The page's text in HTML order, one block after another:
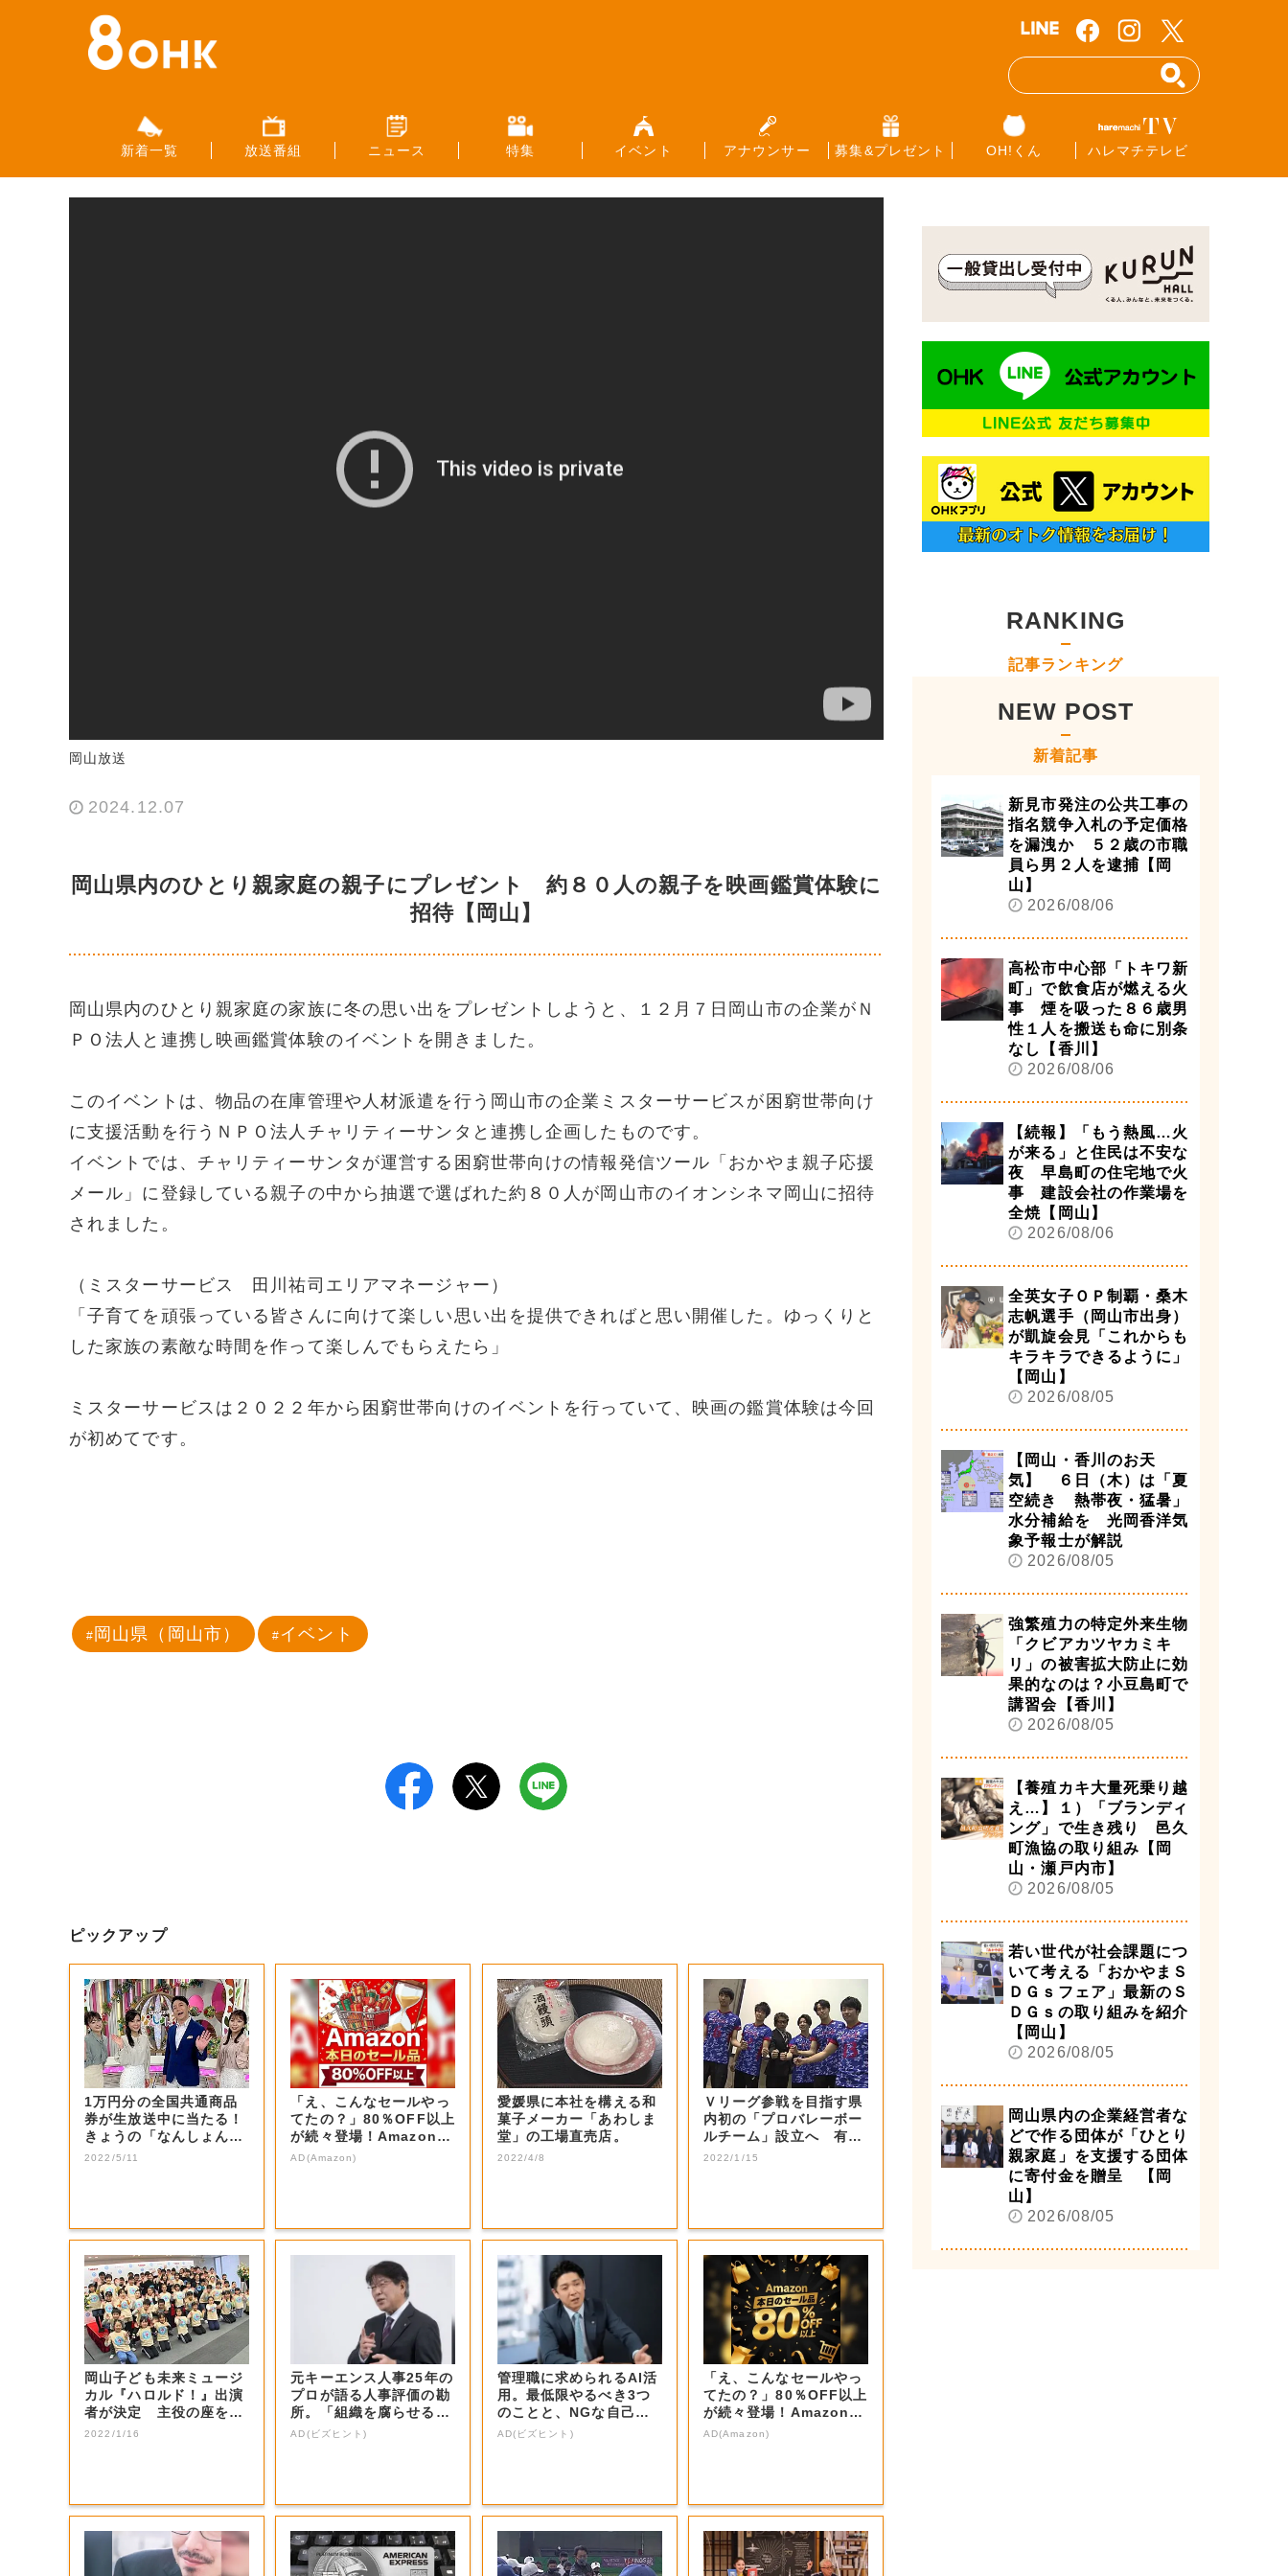
新着一覧 放送番組 ニュース 特集 イベント アナウンサー 募集&プレゼント OH!くん ハレマチテレビ
岡山放送
2024.12.07
岡山県内のひとり親家庭の親子にプレゼント 約８０人の親子を映画鑑賞体験に
招待【岡山】
岡山県内のひとり親家庭の家族に冬の思い出をプレゼントしようと、１２月７日岡山市の企業がＮ
ＰＯ法人と連携し映画鑑賞体験のイベントを開きました。
このイベントは、物品の在庫管理や人材派遣を行う岡山市の企業ミスターサービスが困窮世帯向け
に支援活動を行うＮＰＯ法人チャリティーサンタと連携し企画したものです。
イベントでは、チャリティーサンタが運営する困窮世帯向けの情報発信ツール「おかやま親子応援
メール」に登録している親子の中から抽選で選ばれた約８０人が岡山市のイオンシネマ岡山に招待
されました。
（ミスターサービス 田川祐司エリアマネージャー）
「子育てを頑張っている皆さんに向けて楽しい思い出を提供できればと思い開催した。ゆっくりと
した家族の素敵な時間を作って楽しんでもらえたら」
ミスターサービスは２０２２年から困窮世帯向けのイベントを行っていて、映画の鑑賞体験は今回
が初めてです。
岡山県（岡山市） イベント
ピックアップ
1万円分の全国共通商品
券が生放送中に当たる！
きょうの「なんしょん？
生電話クイズ」...
2022/5/11
「え、こんなセールやっ
てたの？」80％OFF以上
が続々登場！Amazonの
本気が...
AD(Amazon)
愛媛県に本社を構える和
菓子メーカー「あわしま
堂」の工場直売店。
2022/4/8
Ｖリーグ参戦を目指す県
内初の「プロバレーボー
ルチーム」設立へ 有望
選手などの受け...
2022/1/15
岡山子ども未来ミュージ
カル『ハロルド！』出演
者が決定 主役の座を射
止めた感想は…...
2022/1/16
元キーエンス人事25年の
プロが語る人事評価の勘
所。「組織を腐らせるN
G評価」とは...
AD(ビズヒント)
管理職に求められるAI活
用。最低限やるべき3つ
のことと、NGな自己認
識
AD(ビズヒント)
「え、こんなセールやっ
てたの？」80％OFF以上
が続々登場！Amazonの
本気が...
AD(Amazon)
RANKING
記事ランキング
NEW POST
新着記事
新見市発注の公共工事の
指名競争入札の予定価格
を漏洩か ５２歳の市職
員ら男２人を逮捕【岡
山】
2026/08/06
高松市中心部「トキワ新
町」で飲食店が燃える火
事 煙を吸った８６歳男
性１人を搬送も命に別条
なし【香川】
2026/08/06
【続報】「もう熱風…火
が来る」と住民は不安な
夜 早島町の住宅地で火
事 建設会社の作業場を
全焼【岡山】
2026/08/06
全英女子ＯＰ制覇・桑木
志帆選手（岡山市出身）
が凱旋会見「これからも
キラキラできるように」
【岡山】
2026/08/05
【岡山・香川のお天
気】 ６日（木）は「夏
空続き 熱帯夜・猛暑」
水分補給を 光岡香洋気
象予報士が解説
2026/08/05
強繁殖力の特定外来生物
「クビアカツヤカミキ
リ」の被害拡大防止に効
果的なのは？小豆島町で
講習会【香川】
2026/08/05
【養殖カキ大量死乗り越
え…】１）「ブランディ
ング」で生き残り 邑久
町漁協の取り組み【岡
山・瀬戸内市】
2026/08/05
若い世代が社会課題につ
いて考える「おかやまＳ
ＤＧｓフェア」最新のＳ
ＤＧｓの取り組みを紹介
【岡山】
2026/08/05
岡山県内の企業経営者な
どで作る団体が「ひとり
親家庭」を支援する団体
に寄付金を贈呈 【岡
山】
2026/08/05